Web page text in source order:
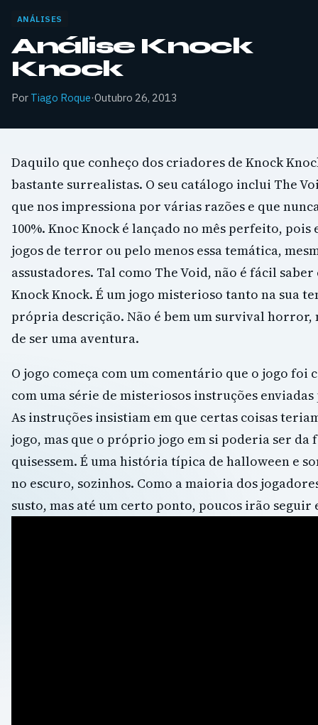
ANÁLISES
Análise Knock
Knock
Por Tiago Roque·Outubro 26, 2013
Daquilo que conheço dos criadores de Knock
bastante surrealistas. O seu catálogo inclui The
que nos impressiona por várias razões e que
100%. Knoc Knock é lançado no mês perfeito, pois
jogos de terror ou pelo menos essa temática,
assustadores. Tal como The Void, não é fácil
Knock Knock. É um jogo misterioso tanto na sua
própria descrição. Não é bem um survival horror,
de ser uma aventura.
O jogo começa com um comentário que o jogo foi
com uma série de misteriosos instruções
As instruções insistiam em que certas coisas
jogo, mas que o próprio jogo em si poderia ser da
quisessem. É uma história típica de halloween e
no escuro, sozinhos. Como a maioria dos
susto, mas até um certo ponto, poucos irão seguir